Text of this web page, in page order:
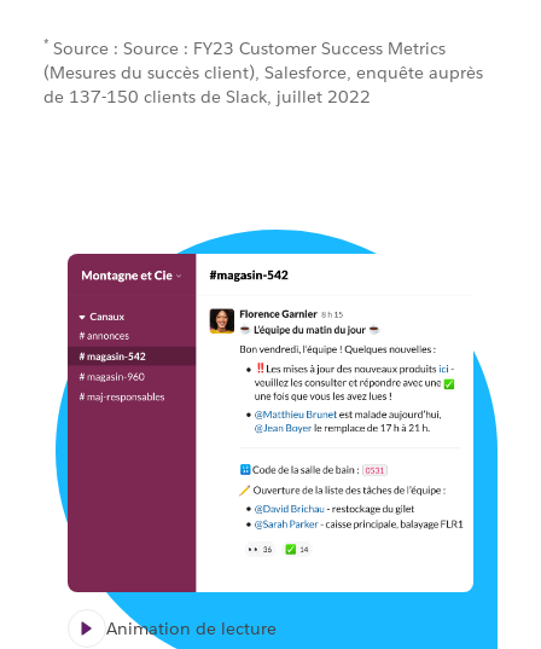
* Source : Source : FY23 Customer Success Metrics
(Mesures du succès client), Salesforce, enquête auprès
de 137-150 clients de Slack, juillet 2022
Animation de lecture